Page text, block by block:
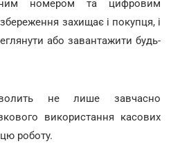
номером та цифровим
захищає і покупця, і
або завантажити будь-
не лише завчасно
використання касових
роботу.